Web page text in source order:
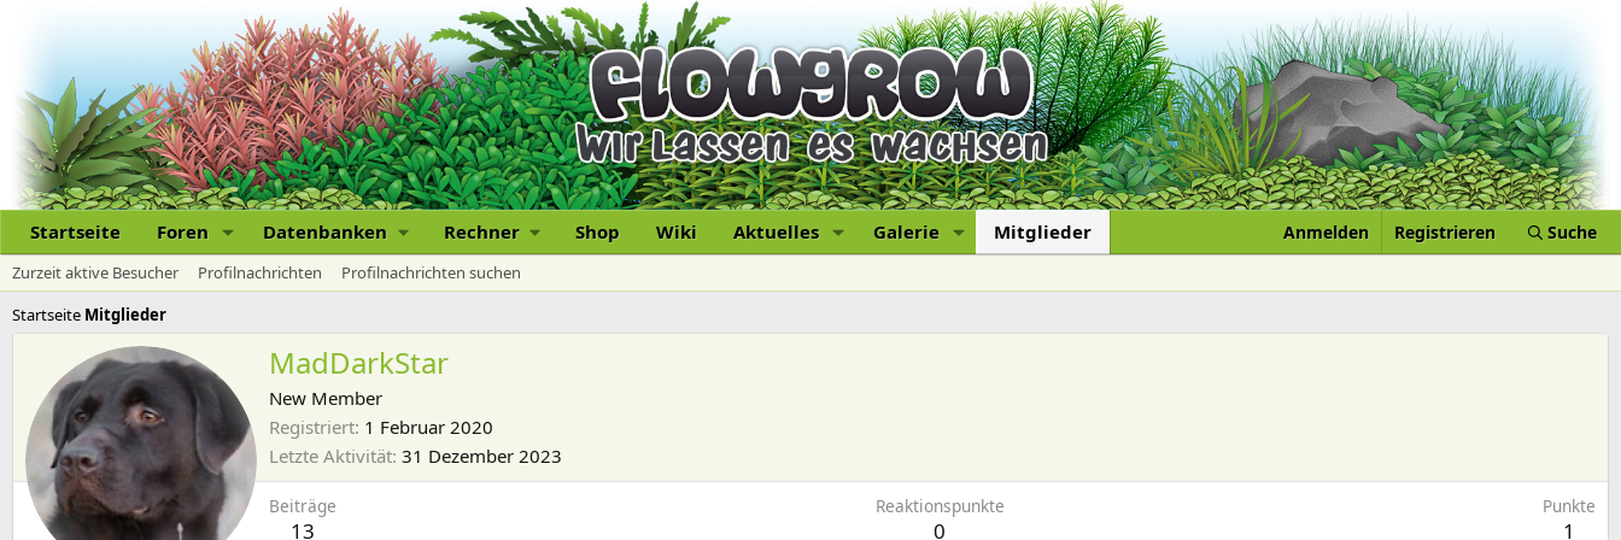
Startseite Foren Datenbanken Rechner Shop Wiki Aktuelles Galerie Mitglieder Anmelden Registrieren Suche
Zurzeit aktive Besucher Profilnachrichten
Profilnachrichten suchen
Startseite Mitglieder
MadDarkStar
New Member
Registriert 1 Februar 2020
Letzte Aktivität 31 Dezember 2023
Beiträge
13
Reaktionspunkte
0
Punkte
1